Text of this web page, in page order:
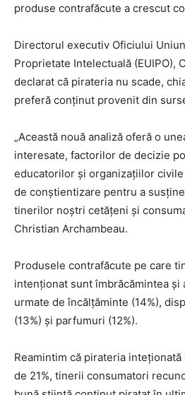
produse contrafăcute a crescut
Directorul executiv Oficiului
Proprietate Intelectuală (EUIPO),
declarat că pirateria nu scade,
preferă conținut provenit din
„Această nouă analiză oferă o
interesate, factorilor de decizie
educatorilor şi organizaţiilor
de conştientizare pentru a
tinerilor noştri cetăţeni şi
Christian Archambeau.
Produsele contrafăcute pe care
intenționat sunt îmbrăcămintea și
urmate de încălțăminte (14%),
(13%) și parfumuri (12%).
Reamintim că pirateria
de 21%, tinerii consumatori